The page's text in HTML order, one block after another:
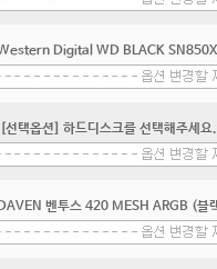
Digital WD BLACK
[선택옵션] 하드디스크를 선택해주세요.
벤투스 420 MESH ARGB (블